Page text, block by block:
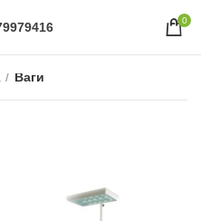
0
Ваги